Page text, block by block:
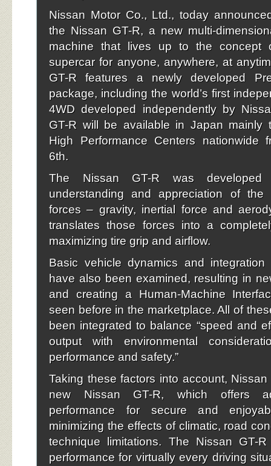
Nissan Motor Co., Ltd., today
the Nissan GT-R, a new multi-
machine that lives up to the concept
supercar for anyone, anywhere, at
GT-R features a newly developed
package, including the world’s first
4WD developed independently by
GT-R will be available in Japan mainly
High Performance Centers nationwide
6th.
The Nissan GT-R was
understanding and appreciation of the
forces – gravity, inertial force and
translates those forces into a
maximizing tire grip and airflow.
Basic vehicle dynamics and
have also been examined, resulting in
and creating a Human-Machine
seen before in the marketplace. All of
been integrated to balance “speed and
output with environmental
performance and safety.”
Taking these factors into account,
new Nissan GT-R, which offers
performance for secure and
minimizing the effects of climatic, road
technique limitations. The Nissan GT-
performance for virtually every driving